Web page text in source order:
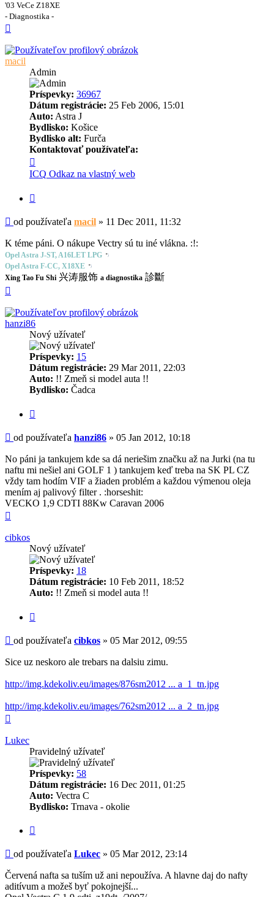
'03 VeCe Z18XE
- Diagnostika -
macil
Admin
Príspevky: 36967
Dátum registrácie: 25 Feb 2006, 15:01
Auto: Astra J
Bydlisko: Košice
Bydlisko alt: Furča
Kontaktovať používateľa:
informácie
používateľa
macil
ICQ Odkaz na vlastný web
Príspevok
od používateľa macil » 11 Dec 2011, 11:32
K téme páni. O nákupe Vectry sú tu iné vlákna. :!:
Opel Astra J-ST, A16LET LPG
Opel Astra F-CC, X18XE
Xing Tao Fu Shi 兴涛服饰 a diagnostika 診斷
hanzi86
Nový užívateľ
Príspevky: 15
Dátum registrácie: 29 Mar 2011, 22:03
Auto: !! Zmeň si model auta !!
Bydlisko: Čadca
Príspevok
od používateľa hanzi86 » 05 Jan 2012, 10:18
No páni ja tankujem kde sa dá neriešim značku až na Jurki (na tu
naftu mi nešiel ani GOLF 1 ) tankujem keď treba na SK PL CZ
vždy tam hodím VIF a žiaden problém a každou výmenou oleja
mením aj palivový filter . :horseshit:
VECKO 1,9 CDTI 88Kw Caravan 2006
cibkos
Nový užívateľ
Príspevky: 18
Dátum registrácie: 10 Feb 2011, 18:52
Auto: !! Zmeň si model auta !!
Príspevok
od používateľa cibkos » 05 Mar 2012, 09:55
Sice uz neskoro ale trebars na dalsiu zimu.
http://img.kdekoliv.eu/images/876sm2012 ... a_1_tn.jpg
http://img.kdekoliv.eu/images/762sm2012 ... a_2_tn.jpg
Lukec
Pravidelný užívateľ
Príspevky: 58
Dátum registrácie: 16 Dec 2011, 01:25
Auto: Vectra C
Bydlisko: Trnava - okolie
Príspevok
od používateľa Lukec » 05 Mar 2012, 23:14
Červená nafta sa tuším už ani nepoužíva. A hlavne daj do nafty
aditívum a možeš byť pokojnejší...